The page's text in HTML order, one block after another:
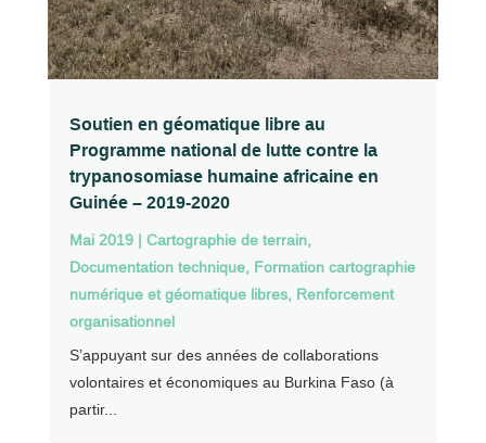
Soutien en géomatique libre au
Programme national de lutte contre la
trypanosomiase humaine africaine en
Guinée – 2019-2020
Mai 2019| Cartographie de terrain,
Documentation technique, Formation cartographie
numérique et géomatique libres, Renforcement
organisationnel
S’appuyant sur des années de collaborations
volontaires et économiques au Burkina Faso (à
partir...